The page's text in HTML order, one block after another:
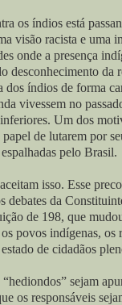
os índios está
visão racista e uma
onde a presença
desconhecimento da
dos índios de forma
vivessem no
Um dos
de lutarem por
pelo Brasil.
isso. Esse
debates da
de 198, que
povos indígenas, os
de cidadãos
sejam
os responsáveis